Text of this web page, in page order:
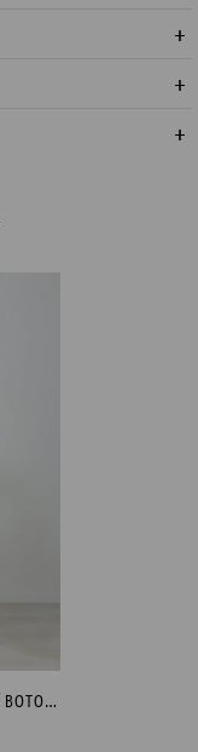
JEAN CULOTTE PAULINA CON BOTONES METÁLICOS - JEAN MEDIO